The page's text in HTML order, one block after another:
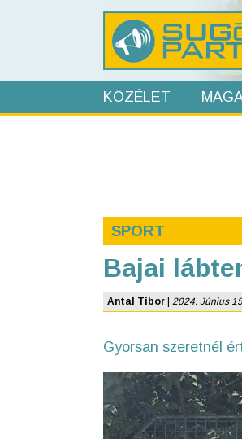
KÖZÉLET
SPORT
Bajai
Antal Tibor 2024. Június
Gyorsan szeretnél